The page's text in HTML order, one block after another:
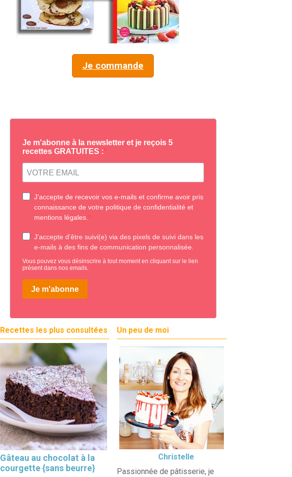
Je commande
Recettes les plus consultées
Gâteau au chocolat à la
courgette {sans beurre}
Un peu de moi
Christelle
Passionnée de pâtisserie, je